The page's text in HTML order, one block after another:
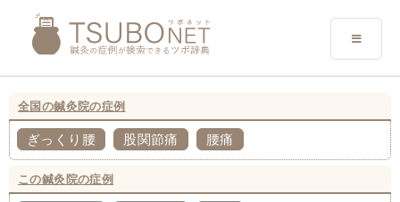
全国の鍼灸院の症例
ぎっくり腰 股関節痛 腰痛
この鍼灸院の症例